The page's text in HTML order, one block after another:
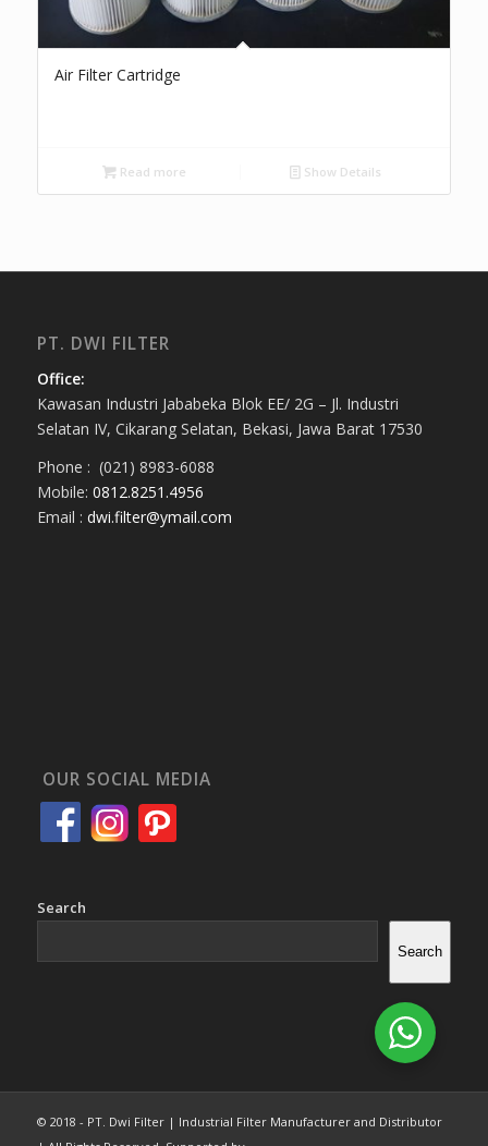
Air Filter Cartridge
Read more Show Details
PT. DWI FILTER
Office:
Kawasan Industri Jababeka Blok EE/ 2G – Jl. Industri
Selatan IV, Cikarang Selatan, Bekasi, Jawa Barat 17530
Phone : (021) 8983-6088
Mobile: 0812.8251.4956
Email : dwi.filter@ymail.com
OUR SOCIAL MEDIA
Search
Search
© 2018 - PT. Dwi Filter | Industrial Filter Manufacturer and Distributor